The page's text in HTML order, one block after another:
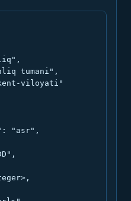
tumani",
viloyati"
"asr",